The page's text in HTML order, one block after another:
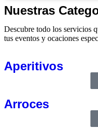
Nuestras
Descubre todo los servicios
tus eventos y ocaciones
Aperitivos
Arroces